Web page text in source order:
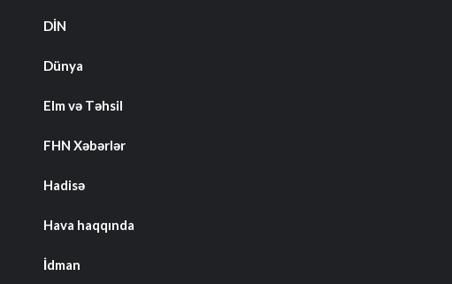
DİN
Dünya
Elm və Təhsil
FHN Xəbərlər
Hadisə
Hava haqqında
İdman